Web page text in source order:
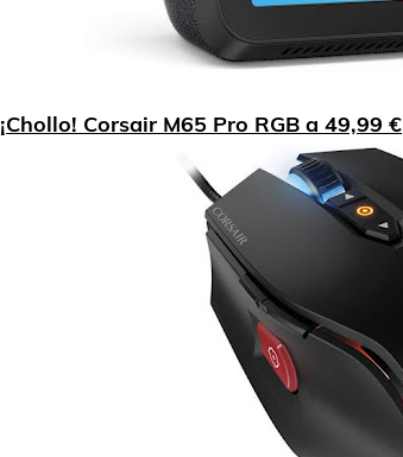
¡Chollo! Corsair M65 Pro RGB a 49,99 €